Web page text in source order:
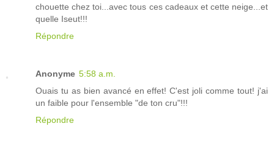
chouette chez toi...avec tous ces cadeaux et cette neige...et
quelle Iseut!!!
Répondre
Anonyme 5:58 a.m.
Ouais tu as bien avancé en effet! C'est joli comme tout! j'ai
un faible pour l'ensemble "de ton cru"!!!
Répondre